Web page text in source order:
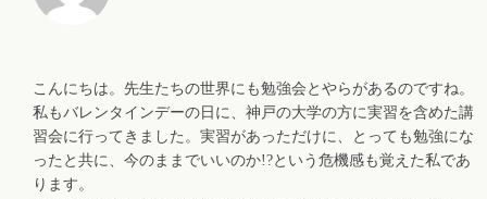
こんにちは。先生たちの世界にも勉強会とやらがあるのですね。
私もバレンタインデーの日に、神戸の大学の方に実習を含めた講
習会に行ってきました。実習があっただけに、とっても勉強にな
ったと共に、今のままでいいのか!?という危機感も覚えた私であ
ります。